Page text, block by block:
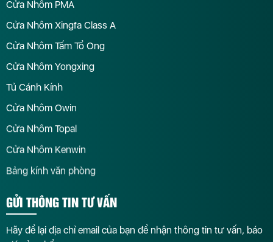
Cửa Nhôm PMA
Cửa Nhôm Xingfa Class A
Cửa Nhôm Tấm Tổ Ong
Cửa Nhôm Yongxing
Tủ Cánh Kính
Cửa Nhôm Owin
Cửa Nhôm Topal
Cửa Nhôm Kenwin
Bảng kính văn phòng
GỬI THÔNG TIN TƯ VẤN
Hãy để lại địa chỉ email của bạn để nhận thông tin tư vấn, báo